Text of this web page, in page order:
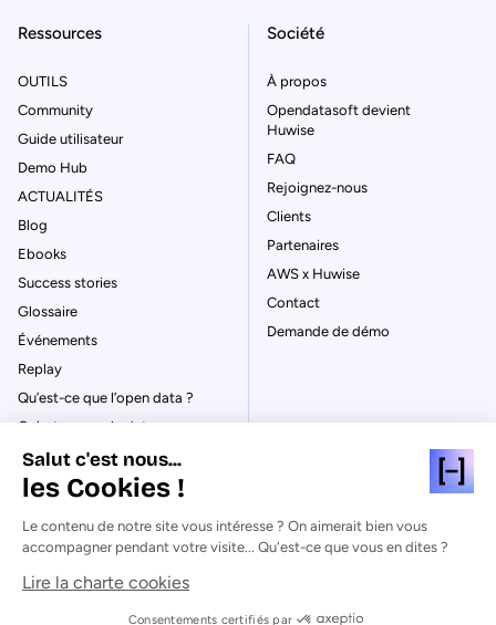
Ressources
OUTILS
Community
Guide utilisateur
Demo Hub
ACTUALITÉS
Blog
Ebooks
Success stories
Glossaire
Événements
Replay
Qu’est-ce que l’open data ?
Qu’est-ce que le data
La gouvernance des données
Société
À propos
Opendatasoft devient
Huwise
FAQ
Rejoignez-nous
Clients
Partenaires
AWS x Huwise
Contact
Demande de démo
Salut c'est nous...
les Cookies !
Le contenu de notre site vous intéresse ? On aimerait bien vous
accompagner pendant votre visite... Qu'est-ce que vous en dites ?
Lire la charte cookies
Consentements certifiés par